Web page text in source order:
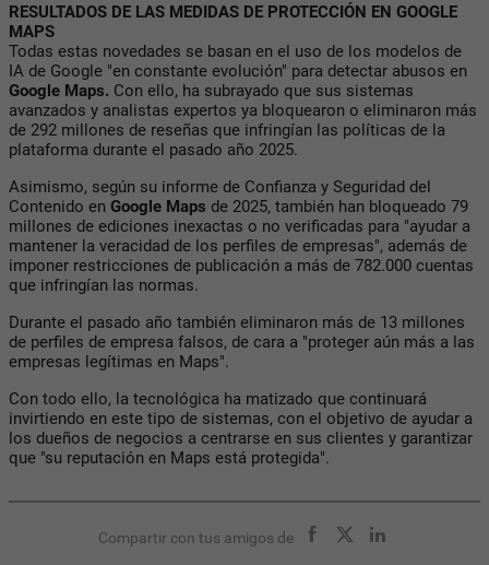
RESULTADOS DE LAS MEDIDAS DE PROTECCIÓN EN GOOGLE
MAPS
Todas estas novedades se basan en el uso de los modelos de
IA de Google "en constante evolución" para detectar abusos en
Google Maps. Con ello, ha subrayado que sus sistemas
avanzados y analistas expertos ya bloquearon o eliminaron más
de 292 millones de reseñas que infringían las políticas de la
plataforma durante el pasado año 2025.
Asimismo, según su informe de Confianza y Seguridad del
Contenido en Google Maps de 2025, también han bloqueado 79
millones de ediciones inexactas o no verificadas para "ayudar a
mantener la veracidad de los perfiles de empresas", además de
imponer restricciones de publicación a más de 782.000 cuentas
que infringían las normas.
Durante el pasado año también eliminaron más de 13 millones
de perfiles de empresa falsos, de cara a "proteger aún más a las
empresas legítimas en Maps".
Con todo ello, la tecnológica ha matizado que continuará
invirtiendo en este tipo de sistemas, con el objetivo de ayudar a
los dueños de negocios a centrarse en sus clientes y garantizar
que "su reputación en Maps está protegida".
Compartir con tus amigos de